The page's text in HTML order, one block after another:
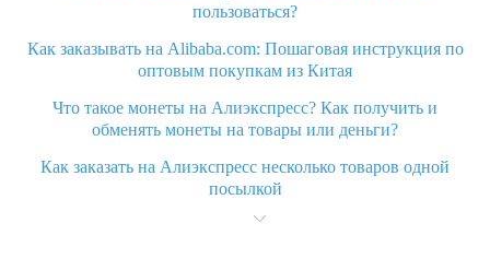
пользоваться?
Как заказывать на Alibaba.com: Пошаговая инструкция по
оптовым покупкам из Китая
Что такое монеты на Алиэкспресс? Как получить и
обменять монеты на товары или деньги?
Как заказать на Алиэкспресс несколько товаров одной
посылкой
Что значит статус «Заказ закрыт» на Алиэкспресс и что